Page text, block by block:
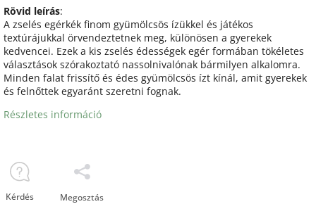
Rövid leírás:
A zselés egérkék finom gyümölcsös ízükkel és játékos
textúrájukkal örvendeztetnek meg, különösen a gyerekek
kedvencei. Ezek a kis zselés édességek egér formában tökéletes
választások szórakoztató nassolnivalónak bármilyen alkalomra.
Minden falat frissítő és édes gyümölcsös ízt kínál, amit gyerekek
és felnőttek egyaránt szeretni fognak.
Részletes információ
Kérdés Megosztás